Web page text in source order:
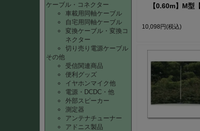
ケーブル・コネクター
車載用同軸ケーブル
自宅用同軸ケーブル
変換ケーブル・変換コ
ネクター
切り売り電源ケーブル
その他
受信関連商品
便利グッズ
イヤホンマイク他
電源・DCDC・他
外部スピーカー
測定器
アンテナチューナー
アドニス製品
【0.60m】M型
用】 【AT-
10,098円(税込)